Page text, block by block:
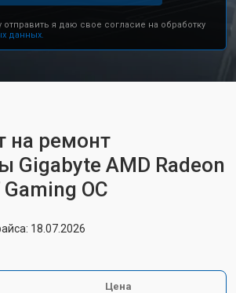
отправить я даю свое согласие на обработку
данных.
на ремонт
Gigabyte AMD Radeon
OC
18.07.2026
Цена